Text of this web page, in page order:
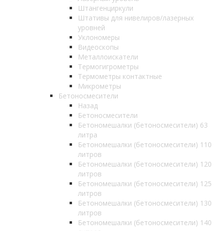
Штангенциркули
Штативы для нивелиров/лазерных
уровней
Уклономеры
Видеоскопы
Металлоискатели
Термогигрометры
Термометры контактные
Микрометры
Бетоносмесители
Назад
Бетоносмесители
Бетономешалки (бетоносмесители) 63
литра
Бетономешалки (бетоносмесители) 110
литров
Бетономешалки (бетоносмесители) 120
литров
Бетономешалки (бетоносмесители) 125
литров
Бетономешалки (бетоносмесители) 130
литров
Бетономешалки (бетоносмесители) 140